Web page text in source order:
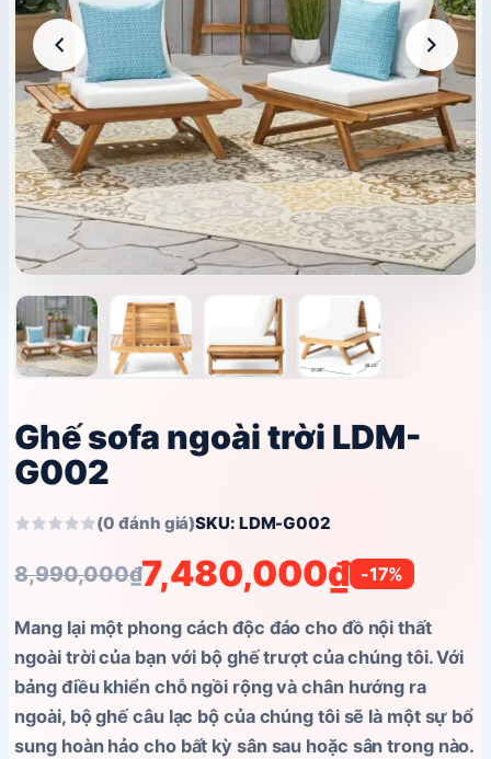
Ghế sofa ngoài trời LDM-
G002
(0 đánh giá)SKU: LDM-G002
8,990,000₫
Giá
gốc
là:
8,990,000₫.
7,480,000₫
Giá
hiện
tại
là:
7,480,000₫.
-17%
Mang lại một phong cách độc đáo cho đồ nội thất
ngoài trời của bạn với bộ ghế trượt của chúng tôi. Với
bảng điều khiển chỗ ngồi rộng và chân hướng ra
ngoài, bộ ghế câu lạc bộ của chúng tôi sẽ là một sự bổ
sung hoàn hảo cho bất kỳ sân sau hoặc sân trong nào.